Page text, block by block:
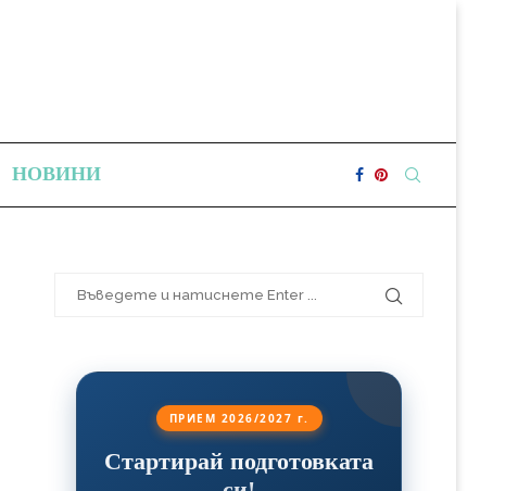
НОВИНИ
ПРИЕМ 2026/2027 г.
Стартирай подготовката